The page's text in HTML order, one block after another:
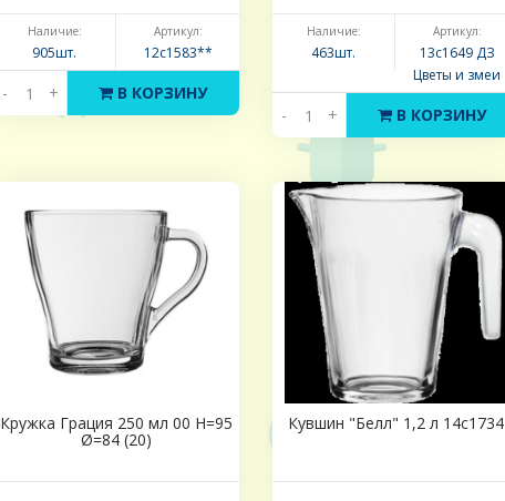
Наличие:
905шт.
Артикул:
12с1583**
- + В КОРЗИНУ
Наличие:
463шт.
Артикул:
13с1649 ДЗ
Цветы и змеи
- + В КОРЗИНУ
Кружка Грация 250 мл 00 Н=95
Ø=84 (20)
Кувшин "Белл" 1,2 л 14с1734